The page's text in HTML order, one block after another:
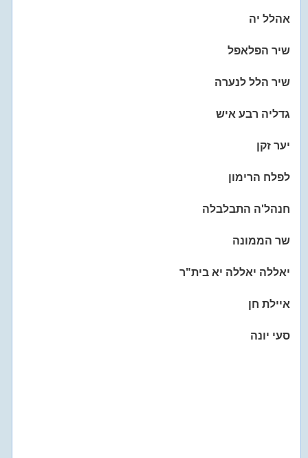
אהלל יה
שיר הפלאפל
שיר הלל לנערה
גדליה רבע איש
יער זקן
לפלח הרימון
חנהל'ה התבלבלה
שר הממונה
יאללה יאללה יא בית"ר
איילת חן
סעי יונה